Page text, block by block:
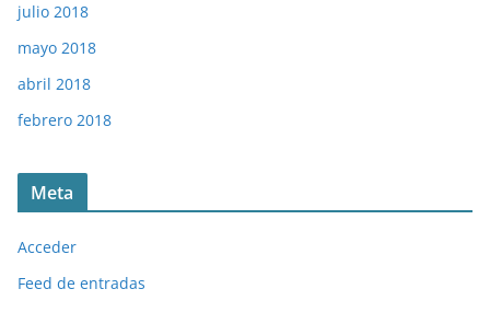
julio 2018
mayo 2018
abril 2018
febrero 2018
Meta
Acceder
Feed de entradas